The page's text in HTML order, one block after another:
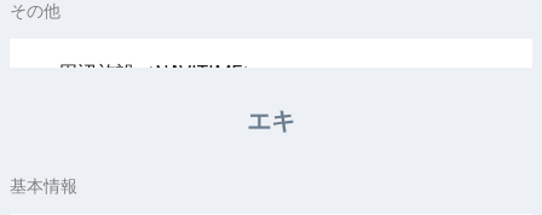
その他
周辺施設（NAVITIME）
エキ
基本情報